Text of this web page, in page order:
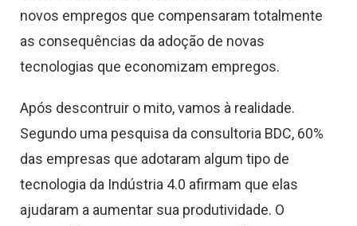
novos empregos que compensaram totalmente
as consequências da adoção de novas
tecnologias que economizam empregos.
Após descontruir o mito, vamos à realidade.
Segundo uma pesquisa da consultoria BDC, 60%
das empresas que adotaram algum tipo de
tecnologia da Indústria 4.0 afirmam que elas
ajudaram a aumentar sua produtividade. O